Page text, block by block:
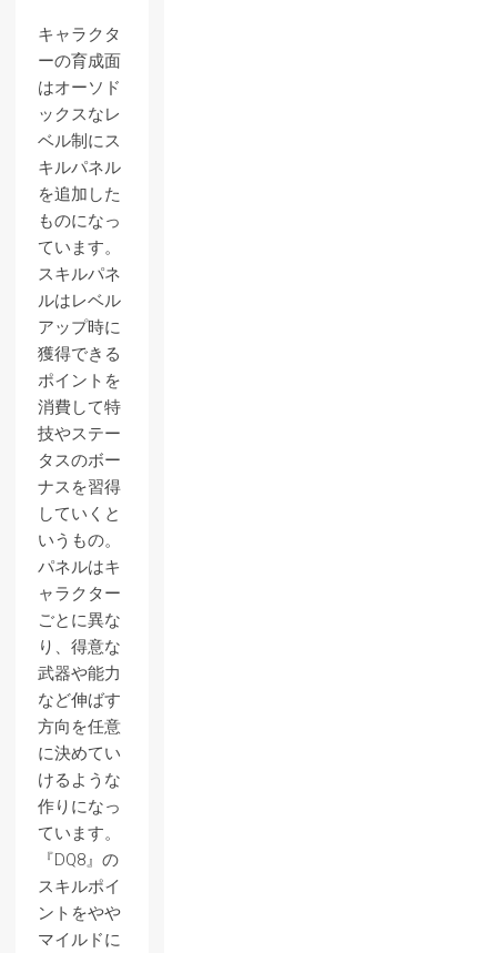
キャラクタ
ーの育成面
はオーソド
ックスなレ
ベル制にス
キルパネル
を追加した
ものになっ
ています。
スキルパネ
ルはレベル
アップ時に
獲得できる
ポイントを
消費して特
技やステー
タスのボー
ナスを習得
していくと
いうもの。
パネルはキ
ャラクター
ごとに異な
り、得意な
武器や能力
など伸ばす
方向を任意
に決めてい
けるような
作りになっ
ています。
『DQ8』の
スキルポイ
ントをやや
マイルドに